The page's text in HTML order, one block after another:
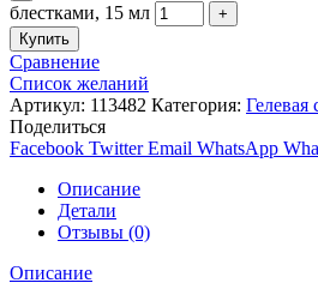
блестками, 15 мл
Купить
Сравнение
Список желаний
Артикул: 113482 Категория: Гелевая
Поделиться
Facebook Twitter Email WhatsApp
Описание
Детали
Отзывы (0)
Описание